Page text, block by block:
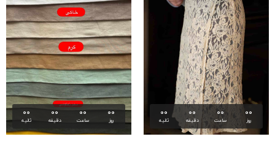
00
روز
00
ساعت
00
دقیقه
00
ثانیه
00
روز
00
ساعت
00
دقیقه
00
ثانیه